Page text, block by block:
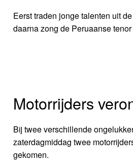
Eerst traden jonge talenten uit
daarna zong de Peruaanse
Motorrijders
Bij twee verschillende
zaterdagmiddag twee
gekomen.